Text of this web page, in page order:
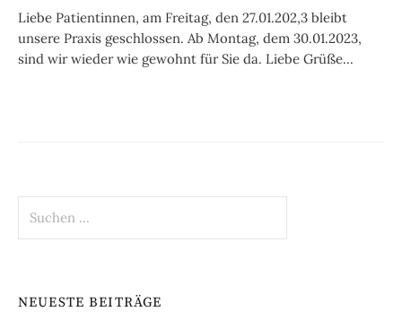
Liebe Patientinnen, am Freitag, den 27.01.202,3 bleibt
unsere Praxis geschlossen. Ab Montag, dem 30.01.2023,
sind wir wieder wie gewohnt für Sie da. Liebe Grüße...
nach:
NEUESTE BEITRÄGE